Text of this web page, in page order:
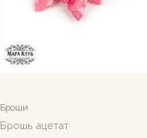
Броши
Брошь ацетат